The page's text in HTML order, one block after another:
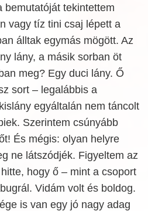
bemutatóját tekintettem
vagy tíz tini csaj lépett a
álltak egymás mögött. Az
lány, a másik sorban öt
meg? Egy duci lány. Ő
sort – legalábbis a
egyáltalán nem táncolt
Szerintem csúnyább
És mégis: olyan helyre
ne látszódjék. Figyeltem az
hogy ő – mint a csoport
Vidám volt és boldog.
is van egy jó nagy adag